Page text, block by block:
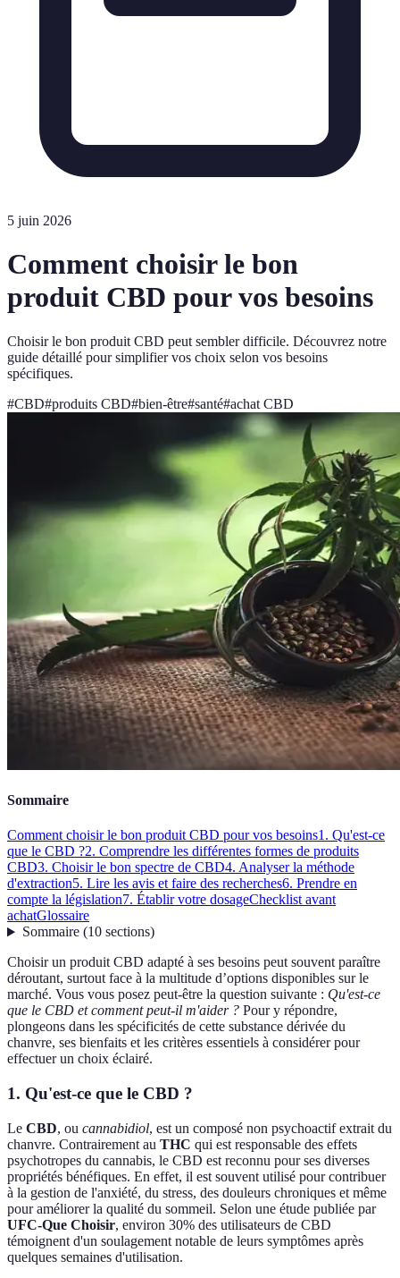
5 juin 2026
Comment choisir le bon
produit CBD pour vos besoins
Choisir le bon produit CBD peut sembler difficile. Découvrez notre
guide détaillé pour simplifier vos choix selon vos besoins
spécifiques.
#CBD#produits CBD#bien-être#santé#achat CBD
Sommaire
Comment choisir le bon produit CBD pour vos besoins1. Qu'est-ce
que le CBD ?2. Comprendre les différentes formes de produits
CBD3. Choisir le bon spectre de CBD4. Analyser la méthode
d'extraction5. Lire les avis et faire des recherches6. Prendre en
compte la législation7. Établir votre dosageChecklist avant
achatGlossaire
Sommaire(10 sections)
Choisir un produit CBD adapté à ses besoins peut souvent paraître
déroutant, surtout face à la multitude d’options disponibles sur le
marché. Vous vous posez peut-être la question suivante : Qu'est-ce
que le CBD et comment peut-il m'aider ? Pour y répondre,
plongeons dans les spécificités de cette substance dérivée du
chanvre, ses bienfaits et les critères essentiels à considérer pour
effectuer un choix éclairé.
1. Qu'est-ce que le CBD ?
Le CBD, ou cannabidiol, est un composé non psychoactif extrait du
chanvre. Contrairement au THC qui est responsable des effets
psychotropes du cannabis, le CBD est reconnu pour ses diverses
propriétés bénéfiques. En effet, il est souvent utilisé pour contribuer
à la gestion de l'anxiété, du stress, des douleurs chroniques et même
pour améliorer la qualité du sommeil. Selon une étude publiée par
UFC-Que Choisir, environ 30% des utilisateurs de CBD
témoignent d'un soulagement notable de leurs symptômes après
quelques semaines d'utilisation.